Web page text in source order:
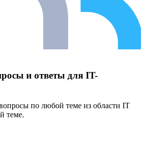
и ответы для IT-
по любой теме из области IT
теме.